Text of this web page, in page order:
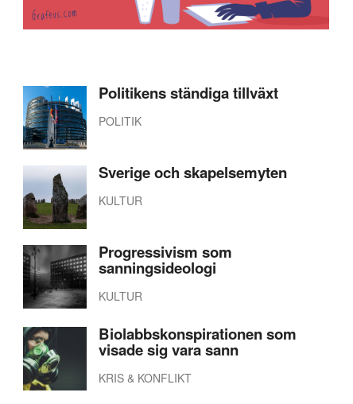
Politikens ständiga tillväxt
POLITIK
Sverige och skapelsemyten
KULTUR
Progressivism som
sanningsideologi
KULTUR
Biolabbskonspirationen som
visade sig vara sann
KRIS & KONFLIKT